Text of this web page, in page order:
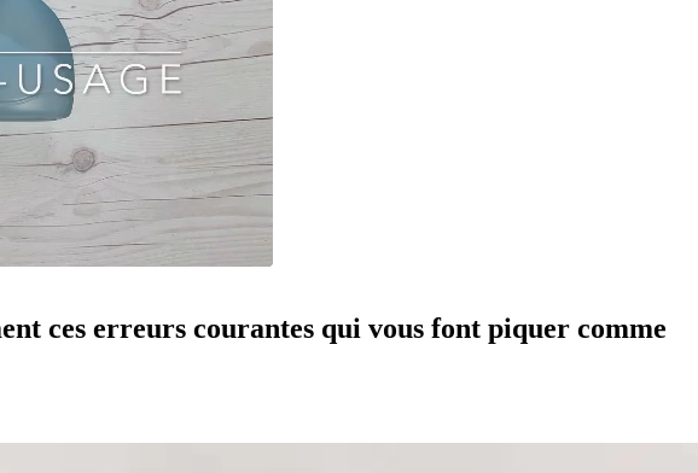
ces erreurs courantes qui vous font piquer comme